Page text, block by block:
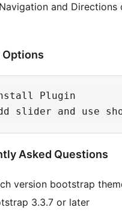
and
Options
Plugin
Asked Questions
version bootstrap
3.3.7 or later